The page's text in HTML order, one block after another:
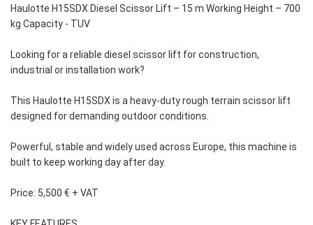
Haulotte H15SDX Diesel Scissor Lift – 15 m Working Height – 700
kg Capacity - TUV
Looking for a reliable diesel scissor lift for construction,
industrial or installation work?
This Haulotte H15SDX is a heavy-duty rough terrain scissor lift
designed for demanding outdoor conditions.
Powerful, stable and widely used across Europe, this machine is
built to keep working day after day.
Price: 5,500 € + VAT